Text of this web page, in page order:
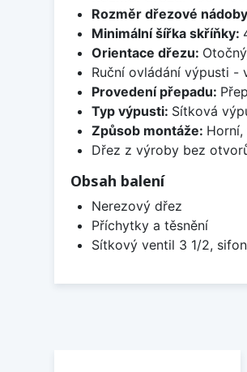
Rozměr dřezové
Minimální šířka skříňky:
Orientace dřezu:
Ruční ovládání výpusti -
Provedení přepadu:
Typ výpusti: Sítková
Způsob montáže:
Dřez z výroby bez
Obsah balení
Nerezový dřez
Příchytky a těsnění
Sítkový ventil 3 1/2,